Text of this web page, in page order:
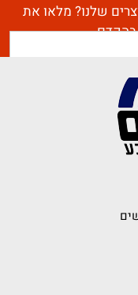
שלנו? מלאו את
בהקדם